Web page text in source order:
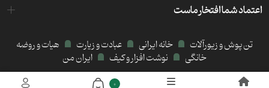
اعتماد شما افتخار ماست
تن پوش و زیورآلات خانه ایرانی عبادت و زیارت
هیات و روضه
خانگی
نوشت افزار و کیف
ایران من
0